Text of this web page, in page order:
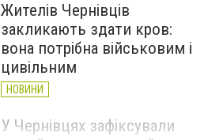
Жителів Чернівців
закликають здати кров:
вона потрібна військовим і
цивільним
НОВИНИ
У Чернівцях зафіксували